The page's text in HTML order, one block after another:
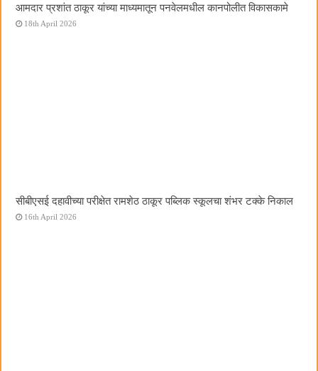
आमदार प्रशांत ठाकूर यांच्या माध्यमातून पनवेलमधील कानपोलीत विकासकामे
18th April 2026
सीबीएसई दहावीच्या परीक्षेत रामशेठ ठाकूर पब्लिक स्कूलचा शंभर टक्के निकाल
16th April 2026